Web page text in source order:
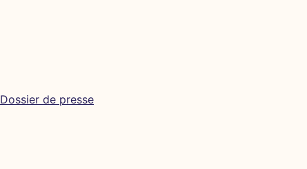
Dossier de presse